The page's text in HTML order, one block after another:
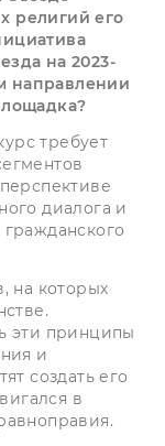
религий его
на 2023-
направлении
требует
диалога и
на которых
эти принципы
и
создать его
в